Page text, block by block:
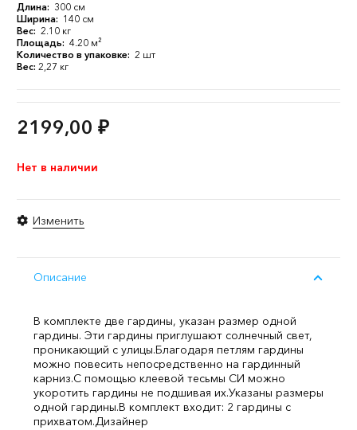
Длина: 300 см
Ширина: 140 см
Вес: 2.10 кг
Площадь: 4.20 м²
Количество в упаковке: 2 шт
Вес: 2,27 кг
2199,00 ₽
Нет в наличии
Изменить
Описание
В комплекте две гардины, указан размер одной
гардины. Эти гардины приглушают солнечный свет,
проникающий с улицы.Благодаря петлям гардины
можно повесить непосредственно на гардинный
карниз.С помощью клеевой тесьмы СИ можно
укоротить гардины не подшивая их.Указаны размеры
одной гардины.В комплект входит: 2 гардины с
прихватом.Дизайнер